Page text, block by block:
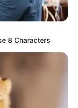
2566
น่ห์มีชัย
8 Characters